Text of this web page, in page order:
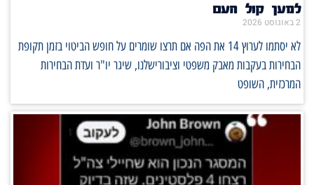
למען קול העם
2 באוגוסט 2026
לא יסתמו לערוץ 14 את הפה אם תרצו שומרים על חופש הביטוי בזמן תקופת
הבחירות בעקבות מאבק משפטי וציבורישלנו, שיגר יו"ר ועדת הבחירות
המרכזית, השופט